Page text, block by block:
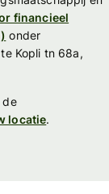
financieel
onder
Kopli tn 68a,
de
locatie.